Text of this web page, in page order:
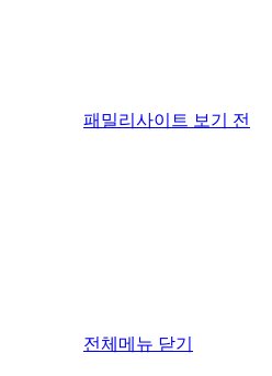
패밀리사이트 보기 전
전체메뉴 닫기